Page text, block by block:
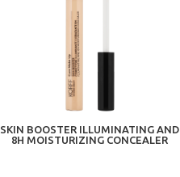
SKIN BOOSTER ILLUMINATING AND
8H MOISTURIZING CONCEALER